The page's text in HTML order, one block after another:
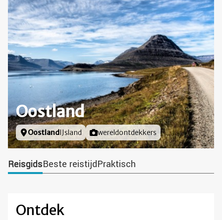
Oostland
Locatie
Oostland IJsland Foto door
wereldontdekkers
ReisgidsBeste reistijdPraktisch
Ontdek